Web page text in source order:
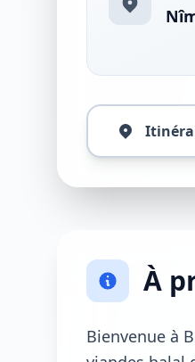
À
Bienvenue à